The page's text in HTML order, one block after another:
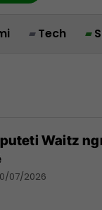
Tech
Waitz
07/2026